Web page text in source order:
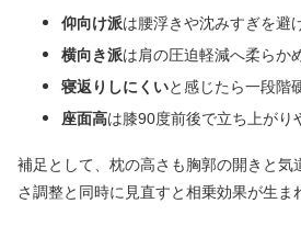
仰向け派は腰浮きや沈みすぎを避
横向き派は肩の圧迫軽減へ柔らか
寝返りしにくいと感じたら一段階
座面高は膝90度前後で立ち上がり
補足として、枕の高さも胸郭の開きと気
さ調整と同時に見直すと相乗効果が生ま